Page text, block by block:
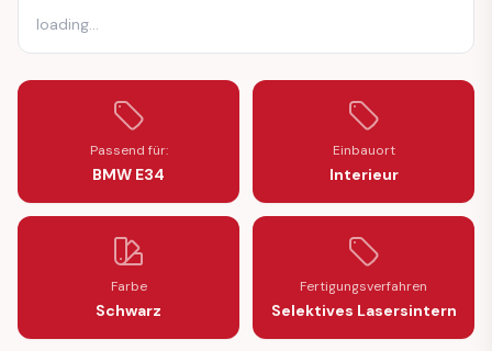
loading…
Passend für:
BMW E34
Einbauort
Interieur
Farbe
Schwarz
Fertigungsverfahren
Selektives Lasersintern